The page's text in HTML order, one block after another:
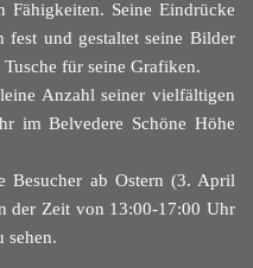
Fähigkeiten. Seine Eindrücke
fest und gestaltet seine Bilder
für seine Grafiken.
Anzahl seiner vielfältigen
im Belvedere Schöne Höhe
Besucher ab Ostern (3. April
der Zeit von 13:00-17:00 Uhr
sehen.